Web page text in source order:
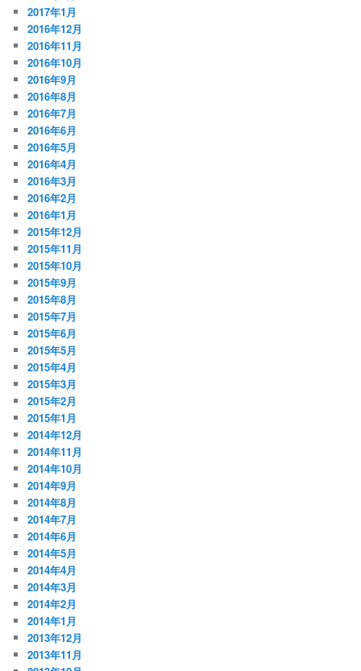
2017年1月
2016年12月
2016年11月
2016年10月
2016年9月
2016年8月
2016年7月
2016年6月
2016年5月
2016年4月
2016年3月
2016年2月
2016年1月
2015年12月
2015年11月
2015年10月
2015年9月
2015年8月
2015年7月
2015年6月
2015年5月
2015年4月
2015年3月
2015年2月
2015年1月
2014年12月
2014年11月
2014年10月
2014年9月
2014年8月
2014年7月
2014年6月
2014年5月
2014年4月
2014年3月
2014年2月
2014年1月
2013年12月
2013年11月